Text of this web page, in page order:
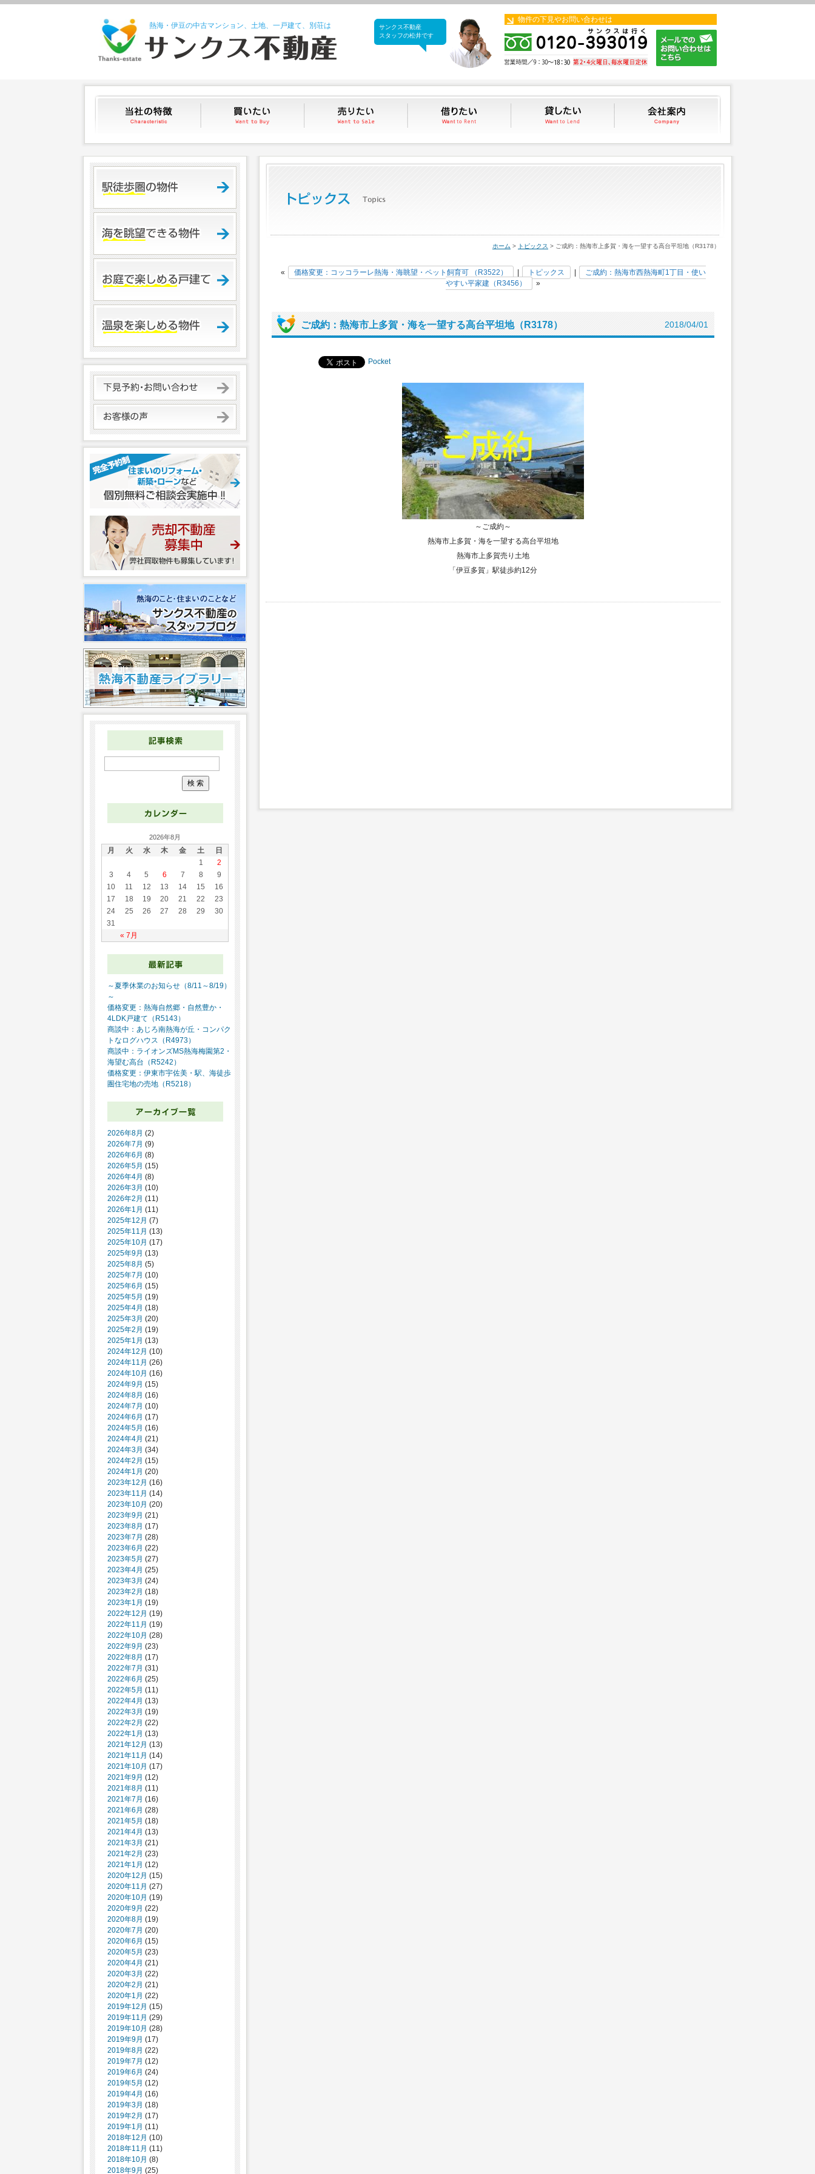
熱海・伊豆の中古マンション、土地、一戸建て、別荘は
サンクス不動産
サンクス不動産
スタッフの松井です
物件の下見やお問い合わせは
当社の特徴 買いたい 売りたい 借りたい 貸したい
ホーム > トピックス > ご成約：熱海市上多賀・海を一望する高台平坦地（R3178）
« 価格変更：コッコラーレ熱海・海眺望・ペット飼育可 （R3522） トピックス
ご成約：熱海市西熱海町1丁目・使い
やすい平家建（R3456）
»
ご成約：熱海市上多賀・海を一望する高台平坦地（R3178） 2018/04/01
Pocket
～ご成約～
熱海市上多賀・海を一望する高台平坦地
熱海市上多賀売り土地
「伊豆多賀」駅徒歩約12分
2026年8月
月 火 水 木 金 土 日
« 7月
1
2
3
4 5 6 7 8
9
10
11 12 13 14 15
16
17
18 19 20 21 22
23
24
25 26 27 28 29
30
31
～夏季休業のお知らせ（8/11～8/19）
～
価格変更：熱海自然郷・自然豊か・
4LDK戸建て（R5143）
商談中：あじろ南熱海が丘・コンパク
トなログハウス（R4973）
商談中：ライオンズMS熱海梅園第2・
海望む高台（R5242）
価格変更：伊東市宇佐美・駅、海徒歩
圏住宅地の売地（R5218）
2026年8月 (2)
2026年7月 (9)
2026年6月 (8)
2026年5月 (15)
2026年4月 (8)
2026年3月 (10)
2026年2月 (11)
2026年1月 (11)
2025年12月 (7)
2025年11月 (13)
2025年10月 (17)
2025年9月 (13)
2025年8月 (5)
2025年7月 (10)
2025年6月 (15)
2025年5月 (19)
2025年4月 (18)
2025年3月 (20)
2025年2月 (19)
2025年1月 (13)
2024年12月 (10)
2024年11月 (26)
2024年10月 (16)
2024年9月 (15)
2024年8月 (16)
2024年7月 (10)
2024年6月 (17)
2024年5月 (16)
2024年4月 (21)
2024年3月 (34)
2024年2月 (15)
2024年1月 (20)
2023年12月 (16)
2023年11月 (14)
2023年10月 (20)
2023年9月 (21)
2023年8月 (17)
2023年7月 (28)
2023年6月 (22)
2023年5月 (27)
2023年4月 (25)
2023年3月 (24)
2023年2月 (18)
2023年1月 (19)
2022年12月 (19)
2022年11月 (19)
2022年10月 (28)
2022年9月 (23)
2022年8月 (17)
2022年7月 (31)
2022年6月 (25)
2022年5月 (11)
2022年4月 (13)
2022年3月 (19)
2022年2月 (22)
2022年1月 (13)
2021年12月 (13)
2021年11月 (14)
2021年10月 (17)
2021年9月 (12)
2021年8月 (11)
2021年7月 (16)
2021年6月 (28)
2021年5月 (18)
2021年4月 (13)
2021年3月 (21)
2021年2月 (23)
2021年1月 (12)
2020年12月 (15)
2020年11月 (27)
2020年10月 (19)
2020年9月 (22)
2020年8月 (19)
2020年7月 (20)
2020年6月 (15)
2020年5月 (23)
2020年4月 (21)
2020年3月 (22)
2020年2月 (21)
2020年1月 (22)
2019年12月 (15)
2019年11月 (29)
2019年10月 (28)
2019年9月 (17)
2019年8月 (22)
2019年7月 (12)
2019年6月 (24)
2019年5月 (12)
2019年4月 (16)
2019年3月 (18)
2019年2月 (17)
2019年1月 (11)
2018年12月 (10)
2018年11月 (11)
2018年10月 (8)
2018年9月 (25)